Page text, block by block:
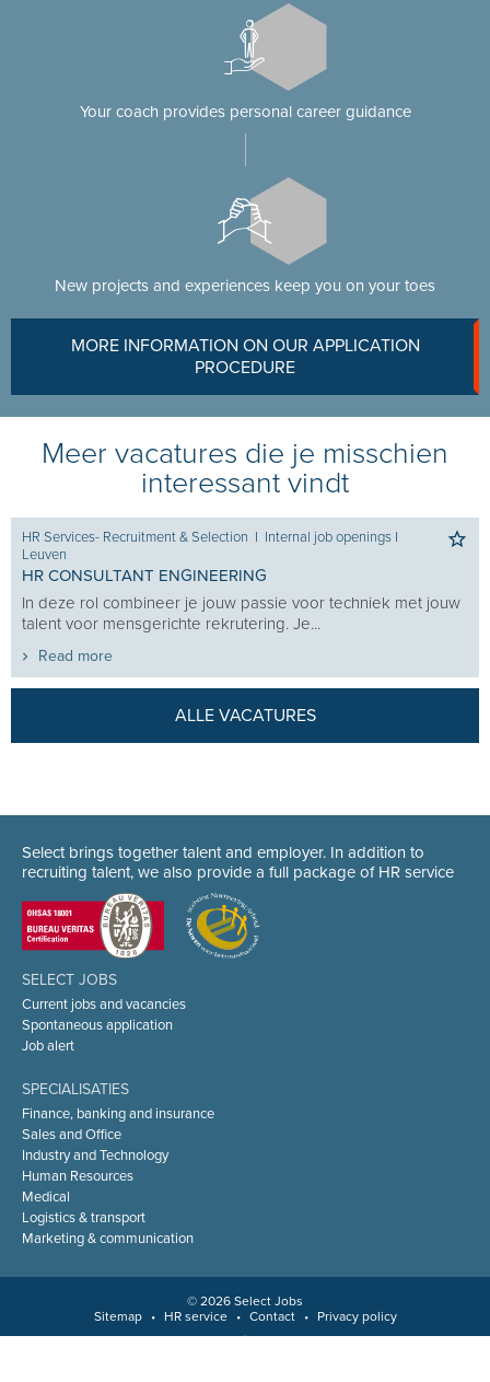
Your coach provides personal career guidance
New projects and experiences keep you on your toes
MORE INFORMATION ON OUR APPLICATION
PROCEDURE
Meer vacatures die je misschien
interessant vindt
HR Services- Recruitment & Selection I Internal job openings I
Leuven
HR CONSULTANT ENGINEERING
In deze rol combineer je jouw passie voor techniek met jouw
talent voor mensgerichte rekrutering. Je...
Read more
ALLE VACATURES
Select brings together talent and employer. In addition to
recruiting talent, we also provide a full package of HR service
SELECT JOBS
Current jobs and vacancies
Spontaneous application
Job alert
SPECIALISATIES
Finance, banking and insurance
Sales and Office
Industry and Technology
Human Resources
Medical
Logistics & transport
Marketing & communication
© 2026 Select Jobs
Sitemap
• HR service • Contact • Privacy policy